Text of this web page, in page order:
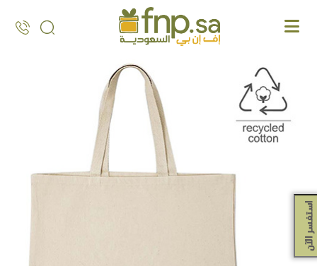
استفسر الآن